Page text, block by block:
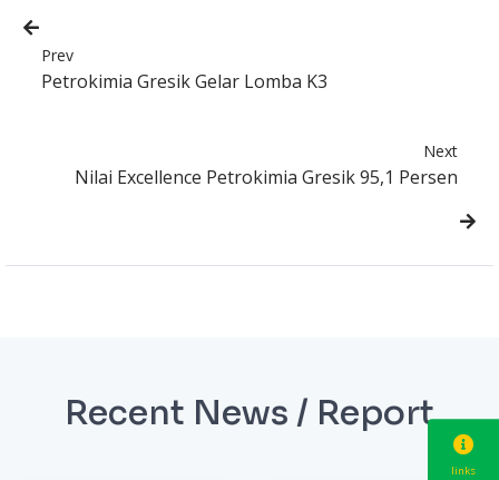
Prev
Petrokimia Gresik Gelar Lomba K3
Next
Nilai Excellence Petrokimia Gresik 95,1 Persen
Recent News / Report
links